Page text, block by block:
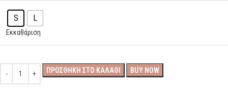
S L
Εκκαθάριση
ΠΡΟΣΘΉΚΗ ΣΤΟ ΚΑΛΆΘΙ BUY NOW